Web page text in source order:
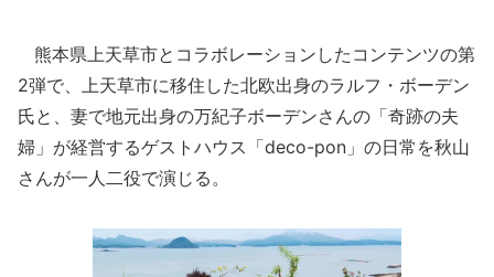
熊本県上天草市とコラボレーションしたコンテンツの第
2弾で、上天草市に移住した北欧出身のラルフ・ボーデン
氏と、妻で地元出身の万紀子ボーデンさんの「奇跡の夫
婦」が経営するゲストハウス「deco-pon」の日常を秋山
さんが一人二役で演じる。